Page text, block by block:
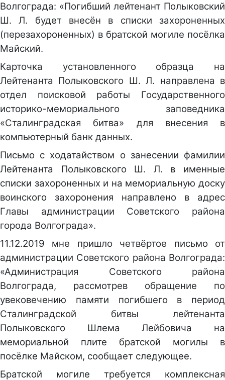
Волгограда: «Погибший лейтенант Полыковский
Ш. Л. будет внесён в списки захороненных
(перезахороненных) в братской могиле посёлка
Майский.
Карточка установленного образца на
Лейтенанта Полыковского Ш. Л. направлена в
отдел поисковой работы Государственного
историко-мемориального заповедника
«Сталинградская битва» для внесения в
компьютерный банк данных.
Письмо с ходатайством о занесении фамилии
Лейтенанта Полыковского Ш. Л. в именные
списки захороненных и на мемориальную доску
воинского захоронения направлено в адрес
Главы администрации Советского района
города Волгограда».
11.12.2019 мне пришло четвёртое письмо от
администрации Советского района Волгограда:
«Администрация Советского района
Волгограда, рассмотрев обращение по
увековечению памяти погибшего в период
Сталинградской битвы лейтенанта
Полыковского Шлема Лейбовича на
мемориальной плите братской могилы в
посёлке Майском, сообщает следующее.
Братской могиле требуется комплексная